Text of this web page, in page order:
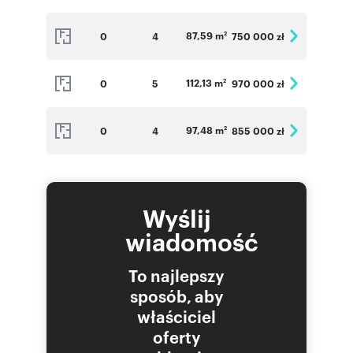
0 4 87,59 m2 750 000 zł
0 5 112,13 m2 970 000 zł
0 4 97,48 m2 855 000 zł
Wyślij
wiadomość
To najlepszy
sposób, aby
właściciel
oferty